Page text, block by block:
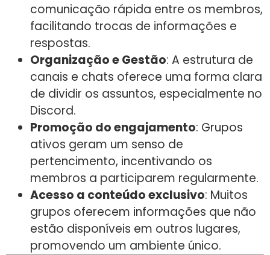
comunicação rápida entre os membros,
facilitando trocas de informações e
respostas.
Organização e Gestão: A estrutura de
canais e chats oferece uma forma clara
de dividir os assuntos, especialmente no
Discord.
Promoção do engajamento: Grupos
ativos geram um senso de
pertencimento, incentivando os
membros a participarem regularmente.
Acesso a conteúdo exclusivo: Muitos
grupos oferecem informações que não
estão disponíveis em outros lugares,
promovendo um ambiente único.